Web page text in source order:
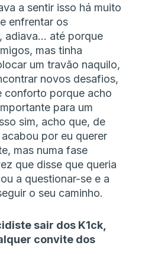
a sentir isso há muito
enfrentar os
adiava… até porque
mas tinha
um travão naquilo,
novos desafios,
conforto porque acho
para um
sim, acho que, de
por eu querer
mas numa fase
que disse que queria
a questionar-se e a
o seu caminho.
sair dos K1ck,
convite dos